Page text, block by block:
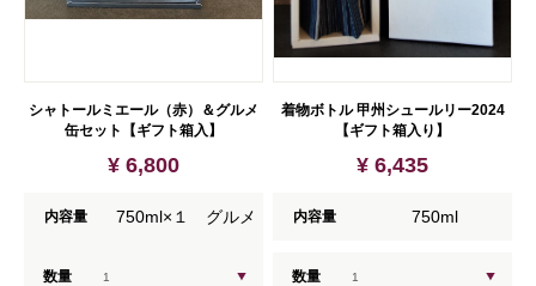
シャトールミエール（赤）＆グルメ
缶セット【ギフト箱入】
¥ 6,800
内容量 750ml×１ グルメ
数量
着物ボトル 甲州シュールリー2024
【ギフト箱入り】
¥ 6,435
内容量 750ml
数量